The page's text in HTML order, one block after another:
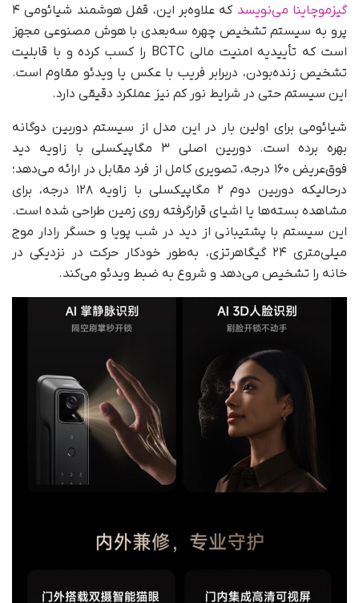
گیزموچاینا می‌نویسد
که علاوه‌بر این، قفل هوشمند شیائومی ۴
پرو به سیستم تشخیص چهره سه‌بعدی با هوش مصنوعی مجهز
است که تأییدیه امنیت مالی BCTC را کسب کرده و با قابلیت
تشخیص زنده‌بودن، در‌برابر فریب با عکس یا ویدئو مقاوم است.
این سیستم حتی در شرایط نور کم نیز عملکرد دقیقی دارد.
شیائومی برای اولین بار در این مدل از سیستم دوربین دوگانه
بهره برده است. دوربین اصلی ۳ مگاپیکسلی با زاویه دید
فوق‌عریض ۱۶۰ درجه، تصویری کامل از فرد مقابل در ارائه می‌دهد؛
در‌حالیکه دوربین دوم ۲ مگاپیکسلی با زاویه ۱۲۸ درجه، برای
مشاهده بسته‌ها یا اشیای قرارگرفته روی زمین طراحی شده است.
این سیستم با پشتیبانی از دید در شب پویا و حسگر رادار موج
میلی‌متری ۲۴ گیگاهرتزی، به‌طور خودکار حرکت در نزدیکی در
خانه را تشخیص می‌دهد و شروع به ضبط ویدئو می‌کند.